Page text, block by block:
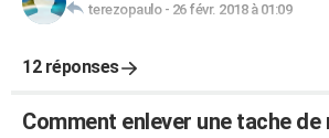
terezopaulo- 26 févr. 2018 à 01:09
12 réponses
Comment enlever une tache de